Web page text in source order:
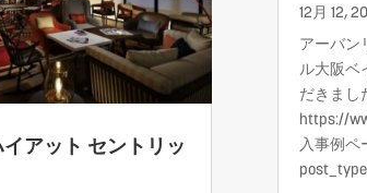
アット セントリッ
12月 12,
アーバン
ル大阪ベ
だきまし
https://
入事例ペ